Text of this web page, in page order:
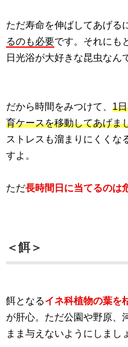
ただ寿命を伸ばしてあげる
るのも必要です。それにも
日光浴が大好きな昆虫なん
だから時間をみつけて、 1
育ケースを移動してあげま
ストレスも溜まりにくくな
すよ。
ただ長時間日に当てるのは
＜餌＞
餌となるイネ科植物の葉を
が肝心。ただ公園や野原、
まま与えないようにしまし